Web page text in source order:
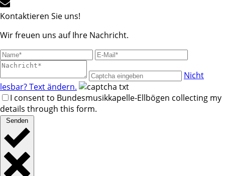
Kontaktieren Sie uns!
Wir freuen uns auf Ihre Nachricht.
Nicht
lesbar? Text ändern.
I consent to Bundesmusikkapelle-Ellbögen collecting my
details through this form.
Senden